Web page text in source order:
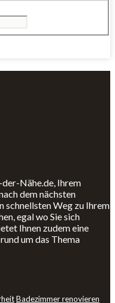
Nähe.de, Ihrem
dem nächsten
schnellsten Weg zu Ihrem
egal wo Sie sich
Ihnen zudem eine
um das Thema
Badezimmer renovieren